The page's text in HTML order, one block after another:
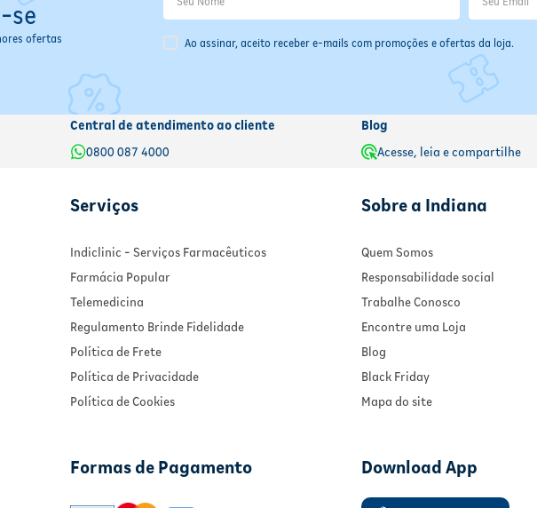
conforme as normas locais de reciclagem.
embalagem é adequada para conservação e deve ser descartada conforme as normas locais
se
ofertas
Ao assinar, aceito receber e-mails com promoções e ofertas da loja.
Central de atendimento ao cliente
0800 087 4000
Blog
Acesse, leia e compartilhe
Serviços
Indiclinic - Serviços Farmacêuticos
Farmácia Popular
Telemedicina
Regulamento Brinde Fidelidade
Política de Frete
Política de Privacidade
Política de Cookies
Sobre a Indiana
Quem Somos
Responsabilidade social
Trabalhe Conosco
Encontre uma Loja
Blog
Black Friday
Mapa do site
Formas de Pagamento Download App